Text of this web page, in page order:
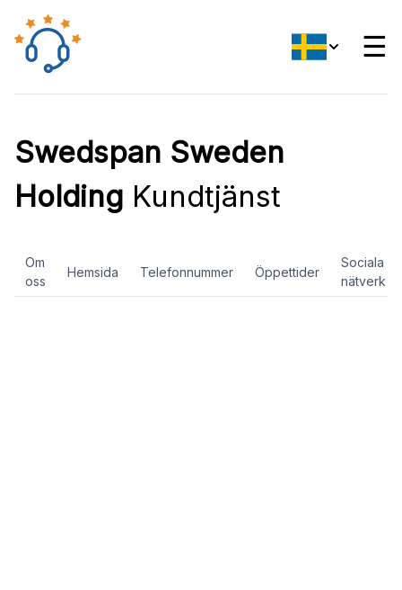
☰
Swedspan Sweden
Holding Kundtjänst
Om
oss
Hemsida Telefonnummer Öppettider
Sociala
nätverk